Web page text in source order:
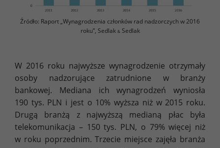
Źródło: Raport „Wynagrodzenia członków rad nadzorczych w 2016
roku”, Sedlak &Sedlak
W 2016 roku najwyższe wynagrodzenie otrzymały
osoby nadzorujące zatrudnione w branży
bankowej. Mediana ich wynagrodzeń wyniosła
190 tys. PLN i jest o 10% wyższa niż w 2015 roku.
Drugą branżą z najwyższą medianą płac była
telekomunikacja – 150 tys. PLN, o 79% więcej niż
w roku poprzednim. Trzecie miejsce zajęła branża